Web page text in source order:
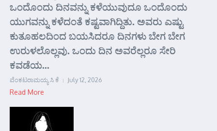
ಒಂದೊಂದು ದಿನವನ್ನು ಕಳೆಯುವುದೂ ಒಂದೊಂದು
ಯುಗವನ್ನು ಕಳೆದಂತೆ ಕಷ್ಟವಾಗಿದ್ದಿತು. ಅವರು ಎಷ್ಟು
ಕುತೂಹಲದಿಂದ ಬಯಸಿದರೂ ದಿನಗಳು ಬೇಗ ಬೇಗ
ಉರುಳಲೊಲ್ಲವು. ಒಂದು ದಿನ ಅವರೆಲ್ಲರೂ ಸೇರಿ
ಕವಡೆಯ...
ವೆಂಕಟರಾಮಯ್ಯ ಸಿ ಕೆ July 12, 2026
Read More